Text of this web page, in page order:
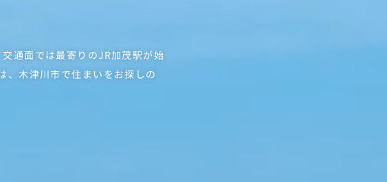
交通面では最寄りのJR加茂駅が始
、木津川市で住まいをお探しの